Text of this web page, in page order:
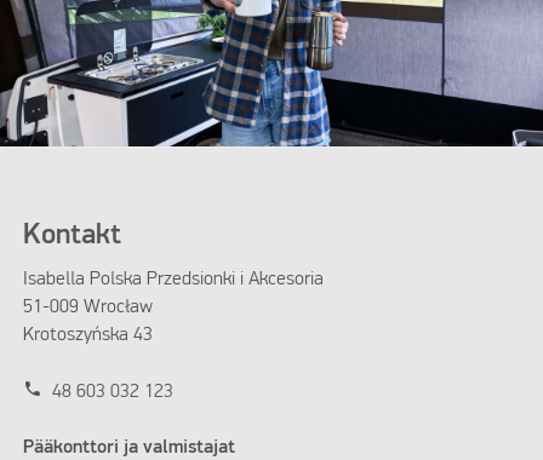
Kontakt
Isabella Polska Przedsionki i Akcesoria
51-009 Wrocław
Krotoszyńska 43
phone 48 603 032 123
Pääkonttori ja valmistajat